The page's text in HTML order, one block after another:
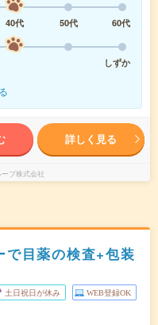
40代 50代
60代
しずか
詳しく見る
プ株式会社
で目薬の検査+包装
土日祝日が休み WEB登録OK